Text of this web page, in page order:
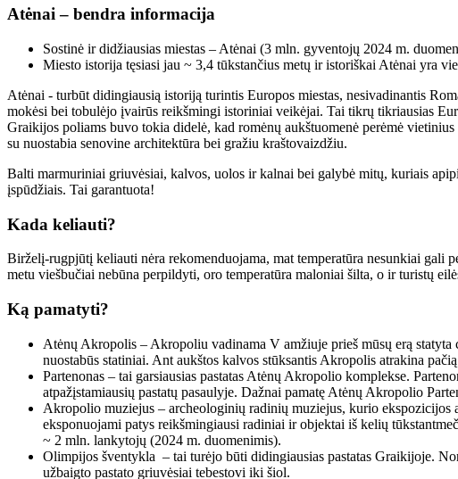
Atėnai – bendra informacija
Sostinė ir didžiausias miestas – Atėnai (3 mln. gyventojų 2024 m.
Miesto istorija tęsiasi jau ~ 3,4 tūkstančius metų ir istoriškai Atėnai yra
Atėnai - turbūt didingiausią istoriją turintis Europos miestas, nesivadinantis
mokėsi bei tobulėjo įvairūs reikšmingi istoriniai veikėjai. Tai tikrų tikriausias
Graikijos poliams buvo tokia didelė, kad romėnų aukštuomenė perėmė
su nuostabia senovine architektūra bei gražiu kraštovaizdžiu.
Balti marmuriniai griuvėsiai, kalvos, uolos ir kalnai bei galybė mitų, kuriais
įspūdžiais. Tai garantuota!
Kada keliauti?
Birželį-rugpjūtį keliauti nėra rekomenduojama, mat temperatūra nesunkiai
metu viešbučiai nebūna perpildyti, oro temperatūra maloniai šilta, o ir turistų
Ką pamatyti?
Atėnų Akropolis – Akropoliu vadinama V amžiuje prieš mūsų erą
nuostabūs statiniai. Ant aukštos kalvos stūksantis Akropolis atrakina
Partenonas – tai garsiausias pastatas Atėnų Akropolio komplekse.
atpažįstamiausių pastatų pasaulyje. Dažnai pamatę Atėnų Akropolio
Akropolio muziejus – archeologinių radinių muziejus, kurio
eksponuojami patys reikšmingiausi radiniai ir objektai iš kelių
~ 2 mln. lankytojų (2024 m. duomenimis).
Olimpijos šventykla – tai turėjo būti didingiausias pastatas Graikijoje.
užbaigto pastato griuvėsiai tebestovi iki šiol.